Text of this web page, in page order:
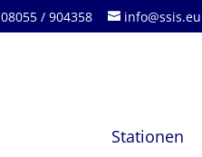
08055 / 904358 info@ssis.eu
Stationen